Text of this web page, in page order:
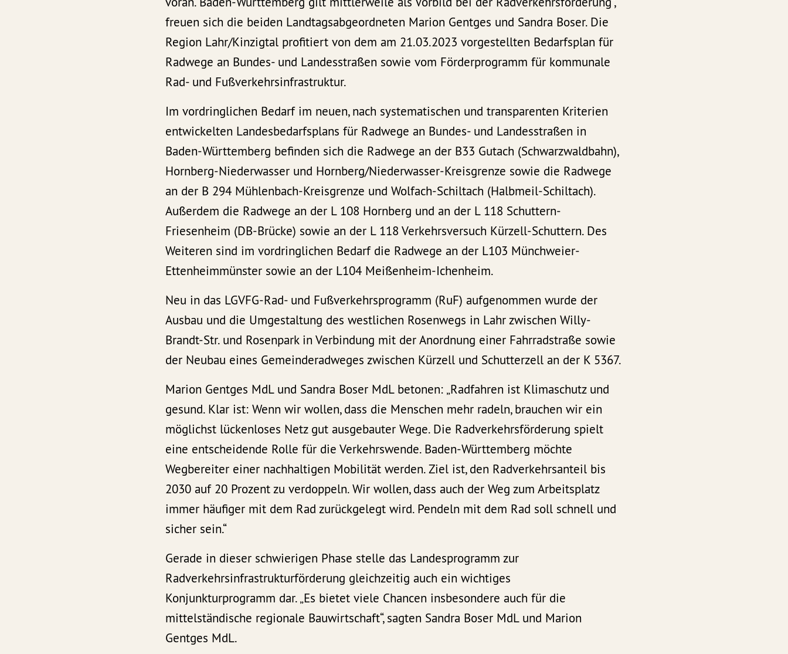
freuen sich die beiden Landtagsabgeordneten Marion Gentges und Sandra Boser. Die
Region Lahr/Kinzigtal profitiert von dem am 21.03.2023 vorgestellten Bedarfsplan für
Radwege an Bundes- und Landesstraßen sowie vom Förderprogramm für kommunale
Rad- und Fußverkehrsinfrastruktur.
Im vordringlichen Bedarf im neuen, nach systematischen und transparenten Kriterien
entwickelten Landesbedarfsplans für Radwege an Bundes- und Landesstraßen in
Baden-Württemberg befinden sich die Radwege an der B33 Gutach (Schwarzwaldbahn),
Hornberg-Niederwasser und Hornberg/Niederwasser-Kreisgrenze sowie die Radwege
an der B 294 Mühlenbach-Kreisgrenze und Wolfach-Schiltach (Halbmeil-Schiltach).
Außerdem die Radwege an der L 108 Hornberg und an der L 118 Schuttern-
Friesenheim (DB-Brücke) sowie an der L 118 Verkehrsversuch Kürzell-Schuttern. Des
Weiteren sind im vordringlichen Bedarf die Radwege an der L103 Münchweier-
Ettenheimmünster sowie an der L104 Meißenheim-Ichenheim.
Neu in das LGVFG-Rad- und Fußverkehrsprogramm (RuF) aufgenommen wurde der
Ausbau und die Umgestaltung des westlichen Rosenwegs in Lahr zwischen Willy-
Brandt-Str. und Rosenpark in Verbindung mit der Anordnung einer Fahrradstraße sowie
der Neubau eines Gemeinderadweges zwischen Kürzell und Schutterzell an der K 5367.
Marion Gentges MdL und Sandra Boser MdL betonen: „Radfahren ist Klimaschutz und
gesund. Klar ist: Wenn wir wollen, dass die Menschen mehr radeln, brauchen wir ein
möglichst lückenloses Netz gut ausgebauter Wege. Die Radverkehrsförderung spielt
eine entscheidende Rolle für die Verkehrswende. Baden-Württemberg möchte
Wegbereiter einer nachhaltigen Mobilität werden. Ziel ist, den Radverkehrsanteil bis
2030 auf 20 Prozent zu verdoppeln. Wir wollen, dass auch der Weg zum Arbeitsplatz
immer häufiger mit dem Rad zurückgelegt wird. Pendeln mit dem Rad soll schnell und
sicher sein.“
Gerade in dieser schwierigen Phase stelle das Landesprogramm zur
Radverkehrsinfrastrukturförderung gleichzeitig auch ein wichtiges
Konjunkturprogramm dar. „Es bietet viele Chancen insbesondere auch für die
mittelständische regionale Bauwirtschaft“, sagten Sandra Boser MdL und Marion
Gentges MdL.